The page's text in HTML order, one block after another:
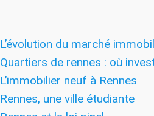
L’évolution du marché
Quartiers de rennes : où
L’immobilier neuf à Rennes
Rennes, une ville étudiante